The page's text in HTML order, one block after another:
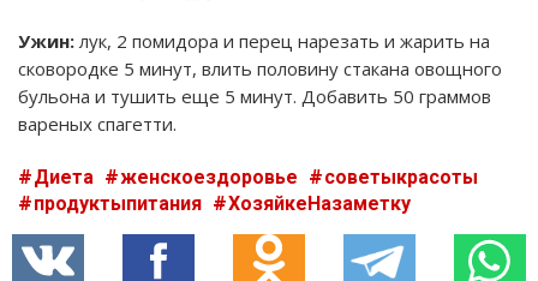
Ужин:лук, 2 помидора и перец нарезать и жарить на
сковородке 5 минут, влить половину стакана овощного
бульона и тушить еще 5 минут. Добавить 50 граммов
вареных спагетти.
Диета женскоездоровье
советыкрасоты
продуктыпитания
ХозяйкеНазаметку